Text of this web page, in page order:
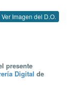
Ver Imagen del D.O.
presente
Digital de